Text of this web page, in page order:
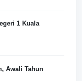
1 Kuala
Awali Tahun